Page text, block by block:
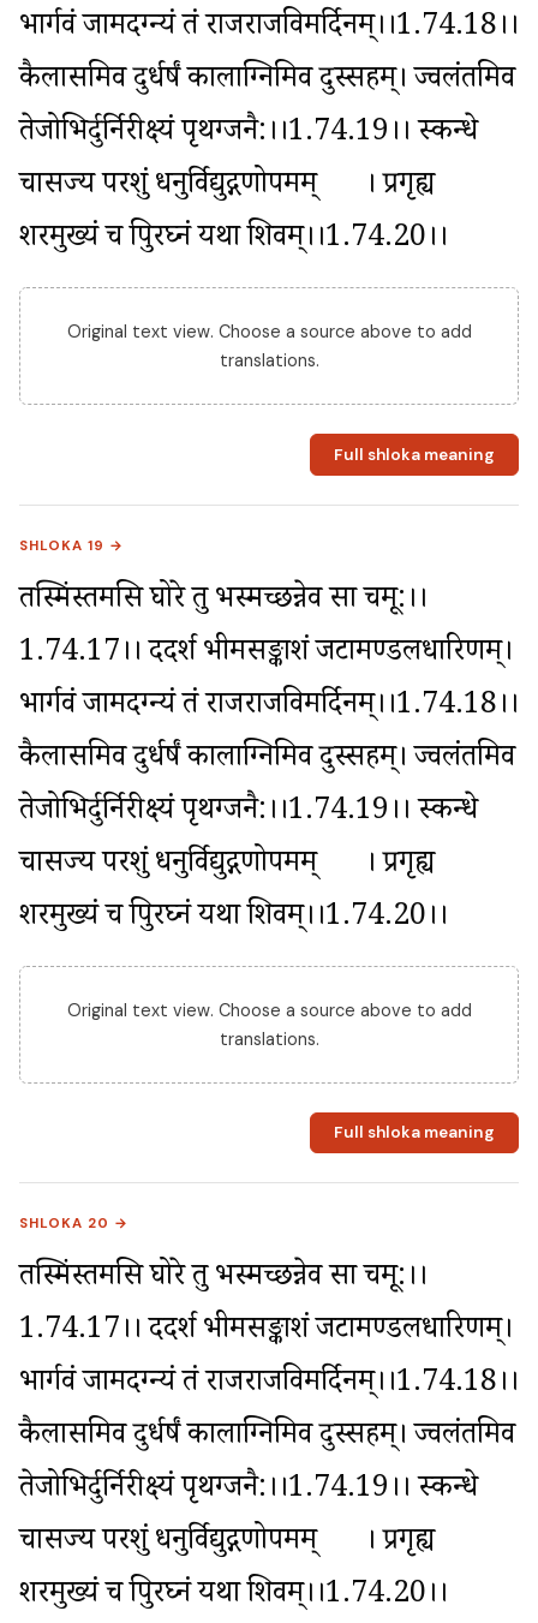
भार्गवं जामदग्न्यं तं राजराजविमर्दिनम्।।1.74.18।।
कैलासमिव दुर्धर्षं कालाग्निमिव दुस्सहम्। ज्वलंतमिव
तेजोभिर्दुर्निरीक्ष्यं पृथग्जनै:।।1.74.19।। स्कन्धे
चासज्य परशुं धनुर्विद्युद्गणोपमम्	। प्रगृह्य
शरमुख्यं च त्रिपुरघ्नं यथा शिवम्।।1.74.20।।
Original text view. Choose a source above to add
translations.
Full shloka meaning
SHLOKA 19 →
तस्मिंस्तमसि घोरे तु भस्मच्छन्नेव सा चमू:।।
1.74.17।। ददर्श भीमसङ्काशं जटामण्डलधारिणम्।
भार्गवं जामदग्न्यं तं राजराजविमर्दिनम्।।1.74.18।।
कैलासमिव दुर्धर्षं कालाग्निमिव दुस्सहम्। ज्वलंतमिव
तेजोभिर्दुर्निरीक्ष्यं पृथग्जनै:।।1.74.19।। स्कन्धे
चासज्य परशुं धनुर्विद्युद्गणोपमम्	। प्रगृह्य
शरमुख्यं च त्रिपुरघ्नं यथा शिवम्।।1.74.20।।
Original text view. Choose a source above to add
translations.
Full shloka meaning
SHLOKA 20 →
तस्मिंस्तमसि घोरे तु भस्मच्छन्नेव सा चमू:।।
1.74.17।। ददर्श भीमसङ्काशं जटामण्डलधारिणम्।
भार्गवं जामदग्न्यं तं राजराजविमर्दिनम्।।1.74.18।।
कैलासमिव दुर्धर्षं कालाग्निमिव दुस्सहम्। ज्वलंतमिव
तेजोभिर्दुर्निरीक्ष्यं पृथग्जनै:।।1.74.19।। स्कन्धे
चासज्य परशुं धनुर्विद्युद्गणोपमम्	। प्रगृह्य
शरमुख्यं च त्रिपुरघ्नं यथा शिवम्।।1.74.20।।